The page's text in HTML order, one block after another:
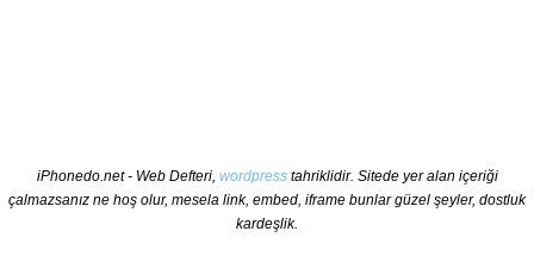
iPhonedo.net - Web Defteri, wordpresstahriklidir. Sitede yer alan içeriği
çalmazsanız ne hoş olur, mesela link, embed, iframe bunlar güzel şeyler, dostluk
kardeşlik.